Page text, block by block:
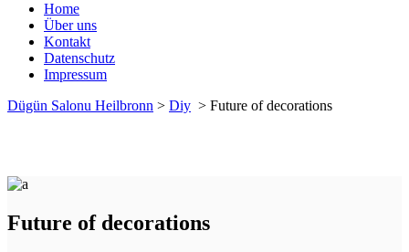
Home
Über uns
Kontakt
Datenschutz
Impressum
Dügün Salonu Heilbronn > Diy > Future of decorations
Future of decorations